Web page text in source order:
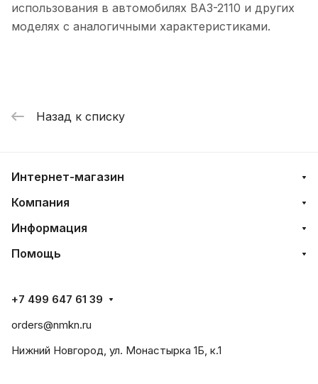
использования в автомобилях ВАЗ-2110 и других
моделях с аналогичными характеристиками.
Назад к списку
Интернет-магазин
Компания
Информация
Помощь
+7 499 647 61 39
orders@nmkn.ru
Нижний Новгород, ул. Монастырка 1Б, к.1